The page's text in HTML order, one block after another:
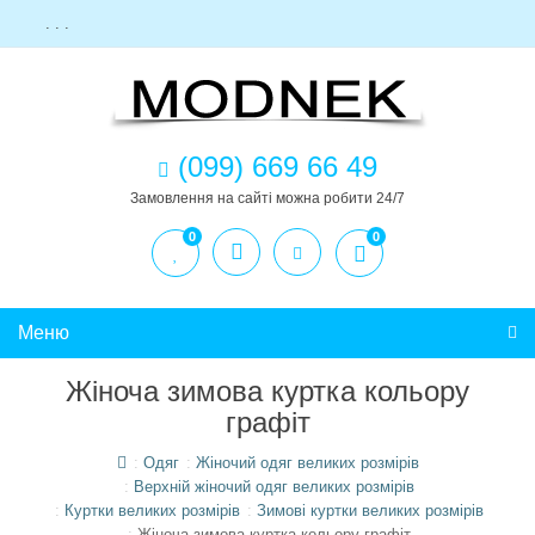
. . .
(099) 669 66 49
Замовлення на сайті можна робити 24/7
0 0
Меню
Жіноча зимова куртка кольору
графіт
Одяг
Жіночий одяг великих розмірів
Верхній жіночий одяг великих розмірів
Куртки великих розмірів
Зимові куртки великих розмірів